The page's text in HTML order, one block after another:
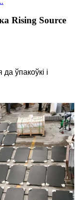
Rising Source
ўпакоўкі і